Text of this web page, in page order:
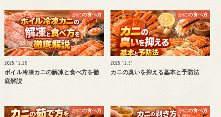
かにの食べ方
2025.12.29
ボイル冷凍カニの解凍と食べ方を徹
底解説
かにの食べ方
2025.12.31
カニの臭いを抑える基本と予防法
かにの食べ方 かにの食べ方